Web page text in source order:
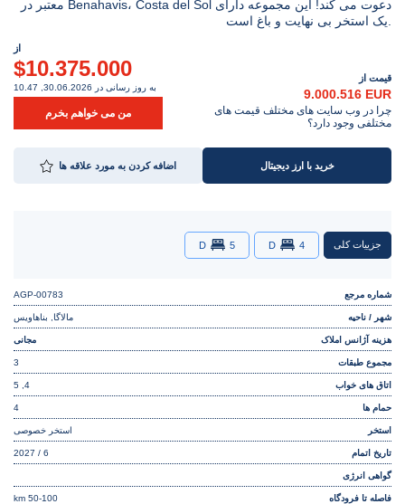
معتبر در Benahavis، Costa del Sol دعوت می کند! این مجموعه دارای
قیمت از
9.000.516 EUR
چرا در وب سایت های مختلف قیمت های
مختلفی وجود دارد؟
از
$10.375.000
به روز رسانی در 30.06.2026, 10.47
من می خواهم بخرم
اضافه کردن به مورد علاقه ها خرید با ارز دیجیتال
جزییات کلی 4
D
5
D
شماره مرجع AGP-00783
شهر / ناحیه مالاگا, بناهاویس
هزینه آژانس املاک مجانی
مجموع طبقات 3
اتاق های خواب 4, 5
حمام ها 4
استخر استخر خصوصی
تاریخ اتمام 6 / 2027
گواهی انرژی
فاصله تا فرودگاه 50-100 km